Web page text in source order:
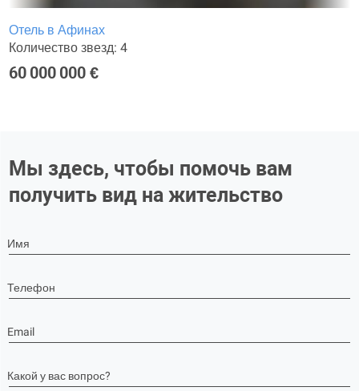
Отель в Афинах
Количество звезд: 4
60 000 000 €
Мы здесь, чтобы помочь вам
получить вид на жительство
Имя
Телефон
Email
Какой у вас вопрос?